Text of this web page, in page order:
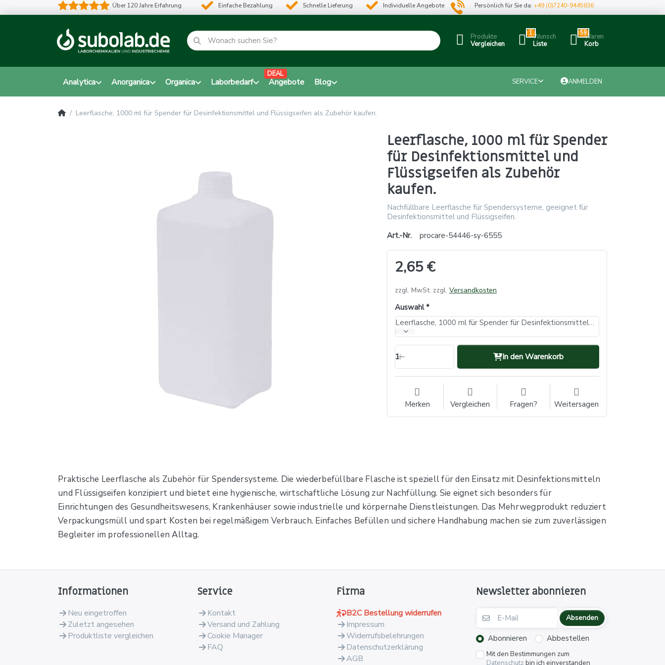
Über 120 Jahre Erfahrung Einfache Bezahlung Schnelle Lieferung Individuelle Angebote Persönlich für Sie da:+49 (0)7240-9445836
Produkte
Vergleichen
1Wunsch
Liste
59Waren
Korb
Analytica Anorganica Organica Laborbedarf Angebote
DEAL
Blog SERVICE ANMELDEN
Leerflasche, 1000 ml für Spender für Desinfektionsmittel und Flüssigseifen als Zubehör kaufen.
Leerflasche, 1000 ml für Spender
für Desinfektionsmittel und
Flüssigseifen als Zubehör
kaufen.
Nachfüllbare Leerflasche für Spendersysteme, geeignet für
Desinfektionsmittel und Flüssigseifen.
Art.-Nr.
procare-54446-sy-6555
2,65 €
zzgl. MwSt. zzgl. Versandkosten
Auswahl
Leerflasche, 1000 ml für Spender für Desinfektionsmittel und Flüssigseifen als Zubehör kaufen. (VE: 1, Inhalt: 1 Stück)
1 In den Warenkorb
Merken Vergleichen Fragen? Weitersagen
Praktische Leerflasche als Zubehör für Spendersysteme. Die wiederbefüllbare Flasche ist speziell für den Einsatz mit Desinfektionsmitteln
und Flüssigseifen konzipiert und bietet eine hygienische, wirtschaftliche Lösung zur Nachfüllung. Sie eignet sich besonders für
Einrichtungen des Gesundheitswesens, Krankenhäuser sowie industrielle und körpernahe Dienstleistungen. Das Mehrwegprodukt reduziert
Verpackungsmüll und spart Kosten bei regelmäßigem Verbrauch. Einfaches Befüllen und sichere Handhabung machen sie zum zuverlässigen
Begleiter im professionellen Alltag.
Informationen
Neu eingetroffen
Zuletzt angesehen
Produktliste vergleichen
Service
Kontakt
Versand und Zahlung
Cookie Manager
FAQ
Firma
B2C Bestellung widerrufen
Impressum
Widerrufsbelehrungen
Datenschutzerklärung
AGB
Newsletter abonnieren
Absenden
Abonnieren Abbestellen
Mit den Bestimmungen zum
Datenschutz bin ich einverstanden